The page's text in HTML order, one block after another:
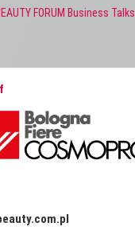
FORUM Business Talks